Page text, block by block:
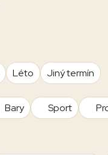
Léto
Jiný termín
Bary Sport